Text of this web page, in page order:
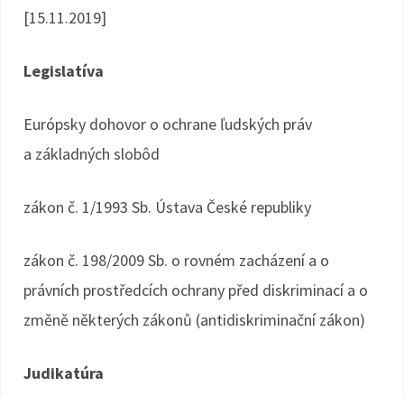
[15.11.2019]
Legislatíva
Európsky dohovor o ochrane ľudských práv
a základných slobôd
zákon č. 1/1993 Sb. Ústava České republiky
zákon č. 198/2009 Sb. o rovném zacházení a o
právních prostředcích ochrany před diskriminací a o
změně některých zákonů (antidiskriminační zákon)
Judikatúra